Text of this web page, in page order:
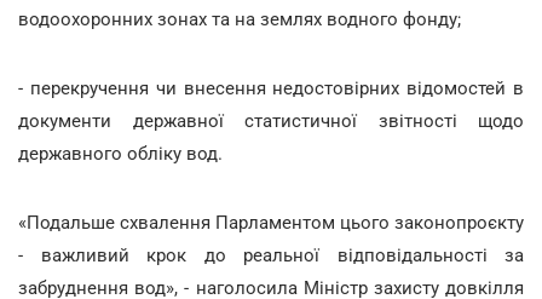
водоохоронних зонах та на землях водного фонду;
- перекручення чи внесення недостовірних відомостей в
документи державної статистичної звітності щодо
державного обліку вод.
«Подальше схвалення Парламентом цього законопроєкту
- важливий крок до реальної відповідальності за
забруднення вод», - наголосила Міністр захисту довкілля